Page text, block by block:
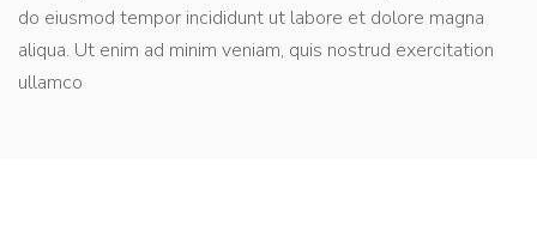
do eiusmod tempor incididunt ut labore et dolore magna
aliqua. Ut enim ad minim veniam, quis nostrud exercitation
ullamco